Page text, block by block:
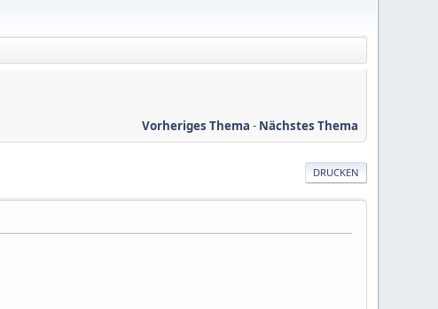
Vorheriges Thema - Nächstes Thema
DRUCKEN